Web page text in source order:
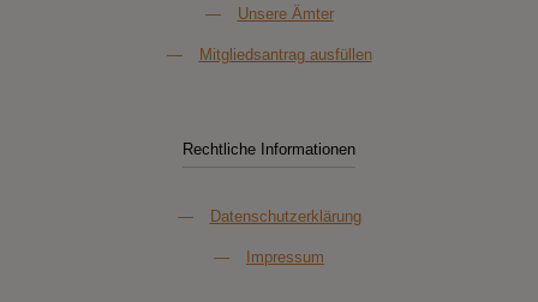
— Unsere Ämter
— Mitgliedsantrag ausfüllen
Rechtliche Informationen
— Datenschutzerklärung
— Impressum